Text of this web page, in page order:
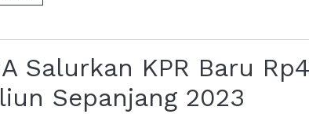
Salurkan KPR Baru
Sepanjang 2023